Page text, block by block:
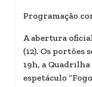
Programação
A abertura
(12). Os portões
19h, a
espetáculo